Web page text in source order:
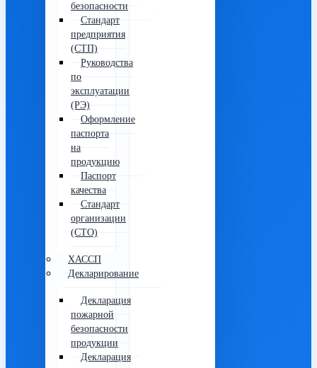
безопасности
Стандарт
предприятия
(СТП)
Руководства
по
эксплуатации
(РЭ)
Оформление
паспорта
на
продукцию
Паспорт
качества
Стандарт
организации
(СТО)
ХАССП
Декларирование
Декларация
пожарной
безопасности
продукции
Декларация